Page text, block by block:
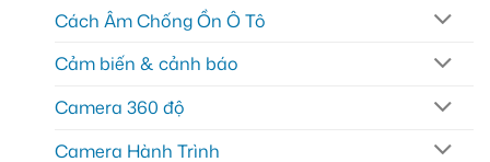
Cách Âm Chống Ồn Ô Tô
Cảm biến & cảnh báo
Camera 360 độ
Camera Hành Trình